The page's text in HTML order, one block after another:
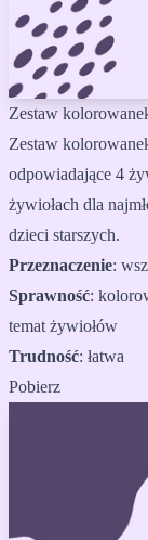
Zestaw
Zestaw
odpowiadające 4
żywiołach dla
dzieci starszych.
Przeznaczenie:
Sprawność:
temat żywiołów
Trudność: łatwa
Pobierz